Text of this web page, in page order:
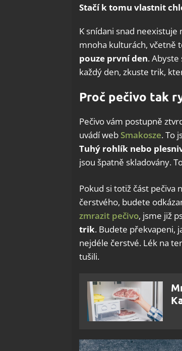
Stačí k tomu vlastnit
K snídani snad neexistuje
mnoha kulturách, včetně
pouze první den.
každý den, zkuste trik,
Proč pečivo tak
Pečivo vám postupně
uvádí web Smakosze. To
Tuhý rohlík nebo
jsou špatně skladovány.
Pokud si totiž část
čerstvého, budete
zmrazit pečivo, jsme již
trik. Budete překvapeni,
nejdéle čerstvé. Lék na
tušili.